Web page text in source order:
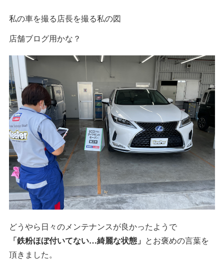
私の車を撮る店長を撮る私の図
店舗ブログ用かな？
どうやら日々のメンテナンスが良かったようで
「鉄粉ほぼ付いてない…綺麗な状態」 とお褒めの言葉を
頂きました。